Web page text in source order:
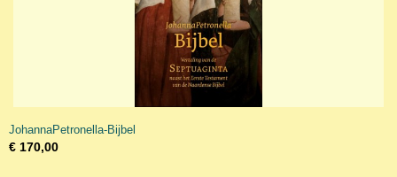
JohannaPetronella-Bijbel
€ 170,00